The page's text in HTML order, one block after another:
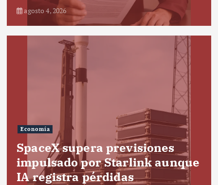
agosto 4, 2026
Economía
SpaceX supera previsiones
impulsado por Starlink aunque
IA registra pérdidas